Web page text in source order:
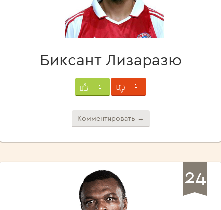
Биксант Лизаразю
1 1
Комментировать →
24